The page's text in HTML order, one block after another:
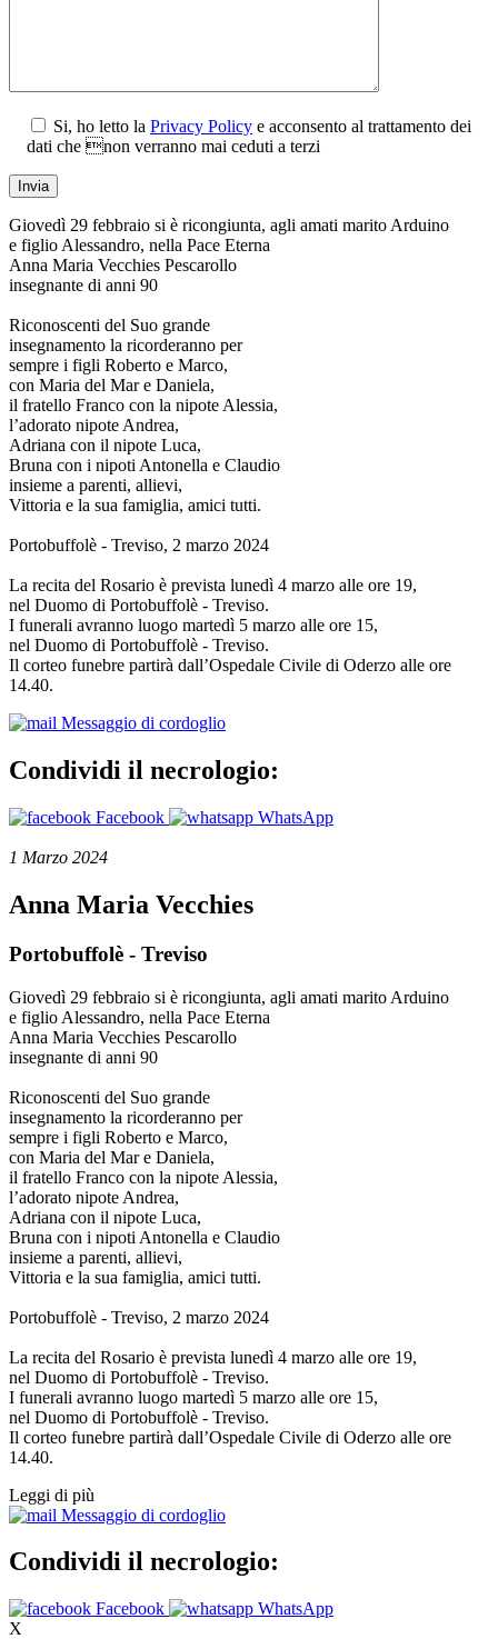
Si, ho letto la Privacy Policy e acconsento al trattamento dei
dati che non verranno mai ceduti a terzi
Giovedì 29 febbraio si è ricongiunta, agli amati marito Arduino
e figlio Alessandro, nella Pace Eterna
Anna Maria Vecchies Pescarollo
insegnante di anni 90
Riconoscenti del Suo grande
insegnamento la ricorderanno per
sempre i figli Roberto e Marco,
con Maria del Mar e Daniela,
il fratello Franco con la nipote Alessia,
l’adorato nipote Andrea,
Adriana con il nipote Luca,
Bruna con i nipoti Antonella e Claudio
insieme a parenti, allievi,
Vittoria e la sua famiglia, amici tutti.
Portobuffolè - Treviso, 2 marzo 2024
La recita del Rosario è prevista lunedì 4 marzo alle ore 19,
nel Duomo di Portobuffolè - Treviso.
I funerali avranno luogo martedì 5 marzo alle ore 15,
nel Duomo di Portobuffolè - Treviso.
Il corteo funebre partirà dall’Ospedale Civile di Oderzo alle ore
14.40.
Messaggio di cordoglio
Condividi il necrologio:
Facebook WhatsApp
1 Marzo 2024
Anna Maria Vecchies
Portobuffolè - Treviso
Giovedì 29 febbraio si è ricongiunta, agli amati marito Arduino
e figlio Alessandro, nella Pace Eterna
Anna Maria Vecchies Pescarollo
insegnante di anni 90
Riconoscenti del Suo grande
insegnamento la ricorderanno per
sempre i figli Roberto e Marco,
con Maria del Mar e Daniela,
il fratello Franco con la nipote Alessia,
l’adorato nipote Andrea,
Adriana con il nipote Luca,
Bruna con i nipoti Antonella e Claudio
insieme a parenti, allievi,
Vittoria e la sua famiglia, amici tutti.
Portobuffolè - Treviso, 2 marzo 2024
La recita del Rosario è prevista lunedì 4 marzo alle ore 19,
nel Duomo di Portobuffolè - Treviso.
I funerali avranno luogo martedì 5 marzo alle ore 15,
nel Duomo di Portobuffolè - Treviso.
Il corteo funebre partirà dall’Ospedale Civile di Oderzo alle ore
14.40.
Leggi di più
Messaggio di cordoglio
Condividi il necrologio:
Facebook
WhatsApp
X